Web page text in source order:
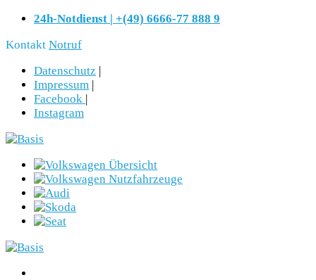
24h-Notdienst | +(49) 6666-77 888 9
Kontakt Notruf
Datenschutz |
Impressum |
Facebook |
Instagram